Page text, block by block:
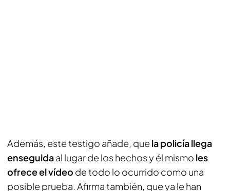
Además, este testigo añade, que la policía llega
enseguidaal lugar de los hechos y él mismo les
ofrece el vídeo de todo lo ocurrido como una
posible prueba. Afirma también, que ya le han